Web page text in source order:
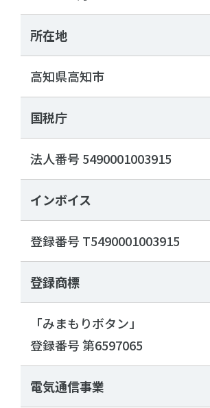
所在地
高知県高知市
国税庁
法人番号 5490001003915
インボイス
登録番号 T5490001003915
登録商標
「みまもりボタン」
登録番号 第6597065
電気通信事業